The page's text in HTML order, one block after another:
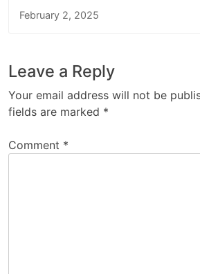
February 2, 2025
Leave a Reply
Your email address will not be
fields are marked *
Comment *